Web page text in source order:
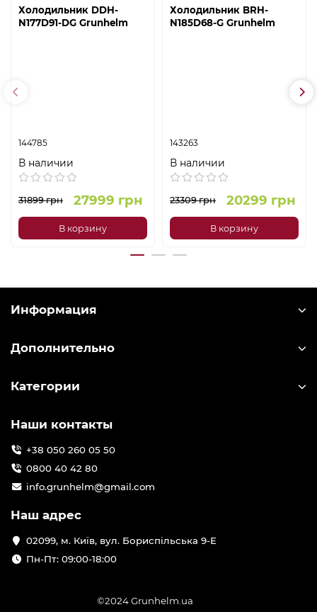
Холодильник DDH-
N177D91-DG Grunhelm
144785
В наличии
31899 грн 27999 грн
В корзину
Холодильник BRH-
N185D68-G Grunhelm
143263
В наличии
23309 грн 20299 грн
В корзину
Информация
Дополнительно
Категории
Наши контакты
+38 050 260 05 50
0800 40 42 80
info.grunhelm@gmail.com
Наш адрес
02099, м. Київ, вул. Бориспільська 9-Е
Пн-Пт: 09:00-18:00
©2024 Grunhelm.ua